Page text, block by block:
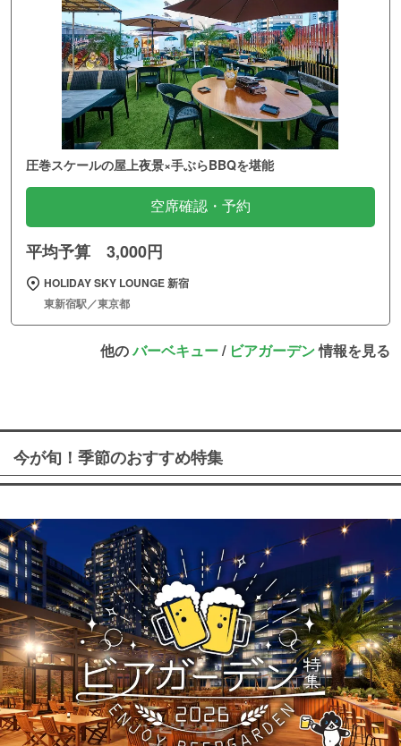
圧巻スケールの屋上夜景×手ぶらBBQを堪能
空席確認・予約
平均予算 3,000円
HOLIDAY SKY LOUNGE 新宿
東新宿駅／東京都
他のバーベキュー/ ビアガーデン情報を見る
今が旬！季節のおすすめ特集